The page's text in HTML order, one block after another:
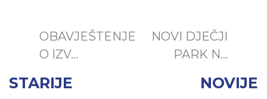
OBAVJEŠTENJE
O IZV...
STARIJE
NOVI DJEČJI
PARK N...
NOVIJE